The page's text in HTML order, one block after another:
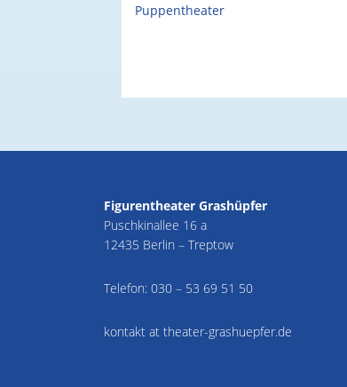
Puppentheater
Figurentheater Grashüpfer
Puschkinallee 16 a
12435 Berlin – Treptow
Telefon: 030 – 53 69 51 50
kontakt at theater-grashuepfer.de